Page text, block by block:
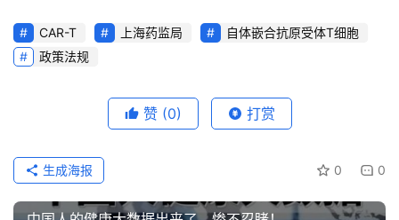
CAR-T 上海药监局
自体嵌合抗原受体T细胞
政策法规
赞 (0) 打赏
0 0
生成海报